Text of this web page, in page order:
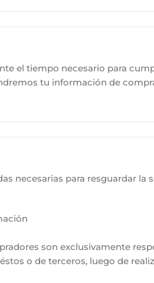
el tiempo necesario para
tu información de
necesarias para resguardar
son exclusivamente
o de terceros, luego de